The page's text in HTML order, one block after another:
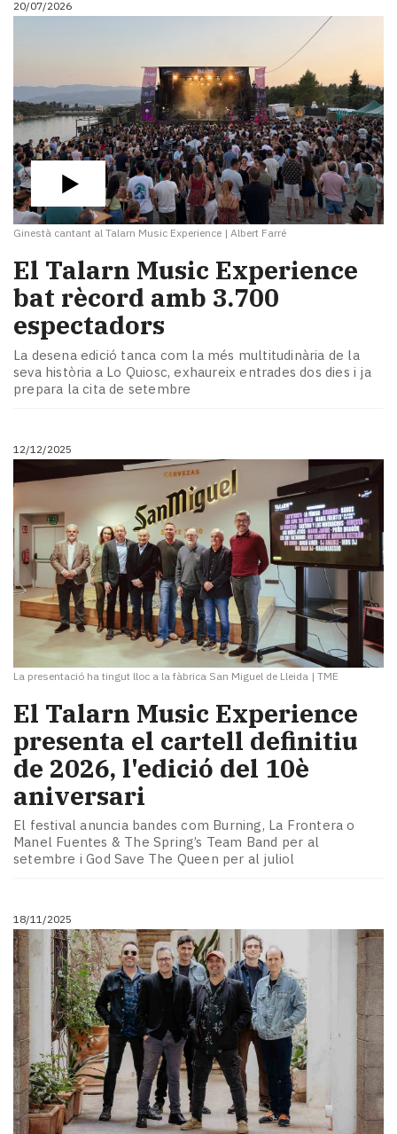
i
tant!
TV
i
mitjans
El
temps
Reportatges
Entrevistes
Enquestes
A
escena!
Dis
la
teva!
Subscriptors
newsletter
del
Pallars
Contingut
patrocinat
Lo
més
llegit...
Editorial
20/07/2026
Ginestà cantant al Talarn Music Experience | Albert Farré
El Talarn Music Experience
bat rècord amb 3.700
espectadors
La desena edició tanca com la més multitudinària de la
seva història a Lo Quiosc, exhaureix entrades dos dies i ja
prepara la cita de setembre
12/12/2025
La presentació ha tingut lloc a la fàbrica San Miguel de Lleida | TME
El Talarn Music Experience
presenta el cartell definitiu
de 2026, l'edició del 10è
aniversari
El festival anuncia bandes com Burning, La Frontera o
Manel Fuentes & The Spring’s Team Band per al
setembre i God Save The Queen per al juliol
18/11/2025